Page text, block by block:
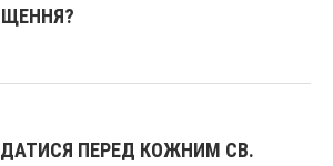
ПЕРЕД КОЖНИМ СВ.